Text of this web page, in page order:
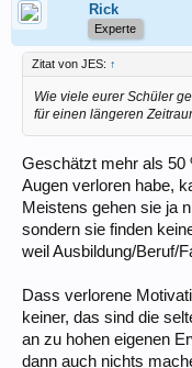
Rick
Experte
Zitat von JES: ↑
Wie viele eurer Schüler
für einen längeren
Geschätzt mehr als 50
Augen verloren habe,
Meistens gehen sie ja
sondern sie finden
weil Ausbildung/Beruf/
Dass verlorene
keiner, das sind die
an zu hohen eigenen
dann auch nichts